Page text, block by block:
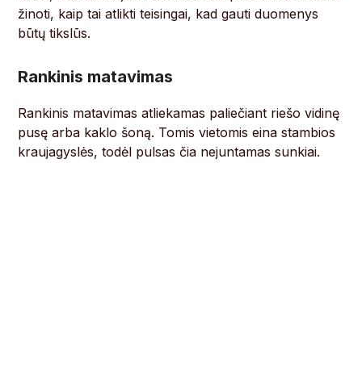
žinoti, kaip tai atlikti teisingai, kad gauti duomenys
būtų tikslūs.
Rankinis matavimas
Rankinis matavimas atliekamas paliečiant riešo vidinę
pusę arba kaklo šoną. Tomis vietomis eina stambios
kraujagyslės, todėl pulsas čia nejuntamas sunkiai.